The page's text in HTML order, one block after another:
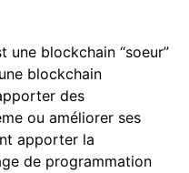
une blockchain “soeur”
blockchain
des
ou améliorer ses
apporter la
de programmation